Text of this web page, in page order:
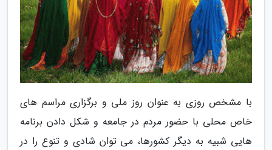
با مشخص روزی به عنوان روز ملی و برگزاری مراسم های
خاص محلی با حضور مردم در جامعه و شکل دادن برنامه
هایی شبیه به دیگر کشورها، می توان شادی و تنوع را در